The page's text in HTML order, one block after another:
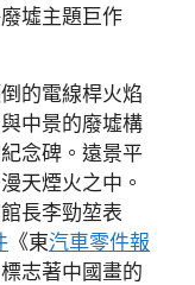
墟主題巨作
的電線桿火焰
中景的廢墟構
念碑。遠景平
天煙火之中。
長李勁堃表
《東汽車零件報
志著中國畫的